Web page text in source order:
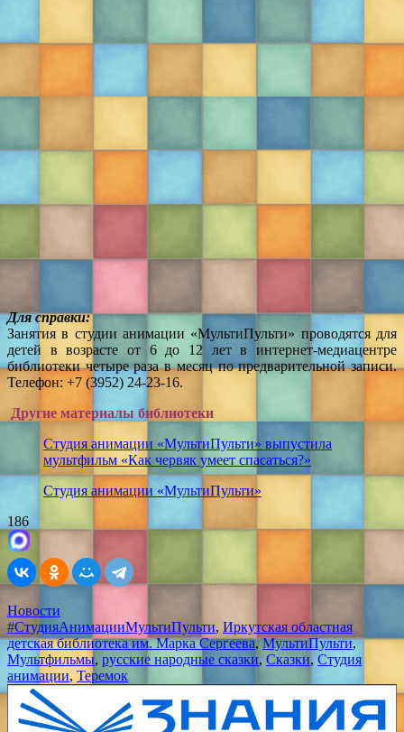
Для справки:
Занятия в студии анимации «МультиПульти» проводятся для
детей в возрасте от 6 до 12 лет в интернет-медиацентре
библиотеки четыре раза в месяц по предварительной записи.
Телефон: +7 (3952) 24-23-16.
Другие материалы библиотеки
Студия анимации «МультиПульти» выпустила
мультфильм «Как червяк умеет спасаться?»
Студия анимации «МультиПульти»
186
Новости
#СтудияАнимацииМультиПульти, Иркутская областная
детская библиотека им. Марка Сергеева,МультиПульти,
Мультфильмы, русские народные сказки, Сказки, Студия
анимации, Теремок